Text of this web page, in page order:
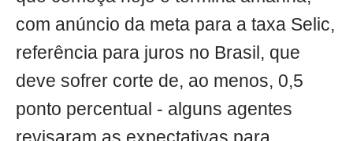
com anúncio da meta para a taxa Selic,
referência para juros no Brasil, que
deve sofrer corte de, ao menos, 0,5
ponto percentual - alguns agentes